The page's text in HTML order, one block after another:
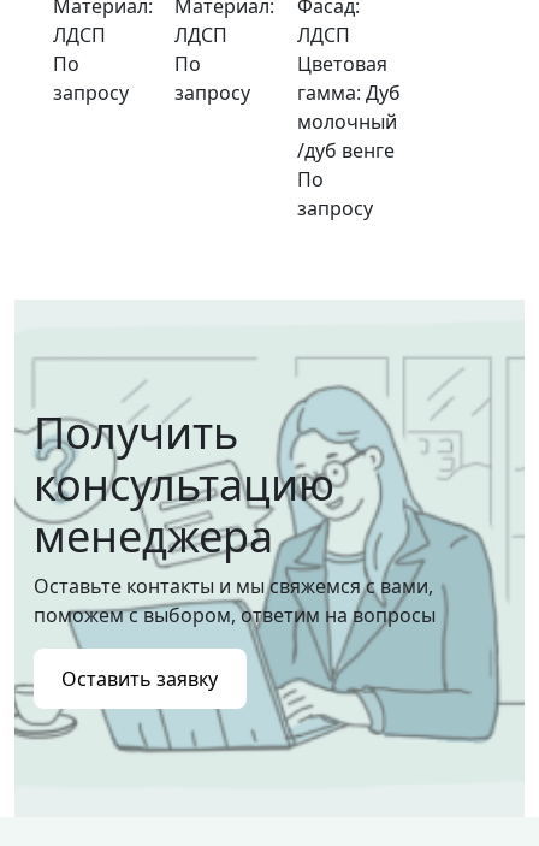
Материал:
ЛДСП
По
запросу
Материал:
ЛДСП
По
запросу
Фасад:
ЛДСП
Цветовая
гамма: Дуб
молочный
/дуб венге
По
запросу
Получить
консультацию
менеджера
Оставьте контакты и мы свяжемся с вами,
поможем с выбором, ответим на вопросы
Оставить заявку